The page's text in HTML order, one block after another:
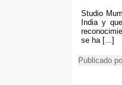
Studio
India y
se ha [...]
Publicado